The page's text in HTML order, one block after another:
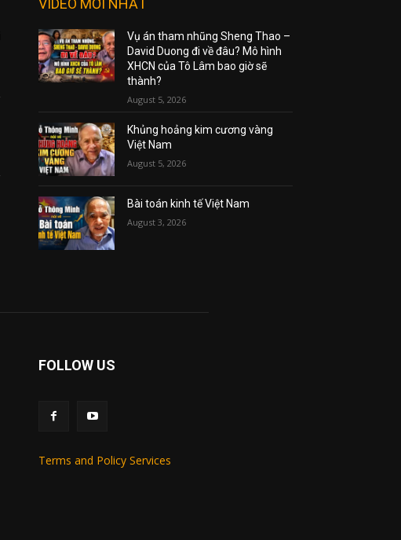
VIDEO MỚI NHẤT
Vụ án tham nhũng Sheng Thao –
David Duong đi về đâu? Mô hình
XHCN của Tô Lâm bao giờ sẽ
thành?
August 5, 2026
Khủng hoảng kim cương vàng
Việt Nam
August 5, 2026
Bài toán kinh tế Việt Nam
August 3, 2026
FOLLOW US
Terms and Policy Services